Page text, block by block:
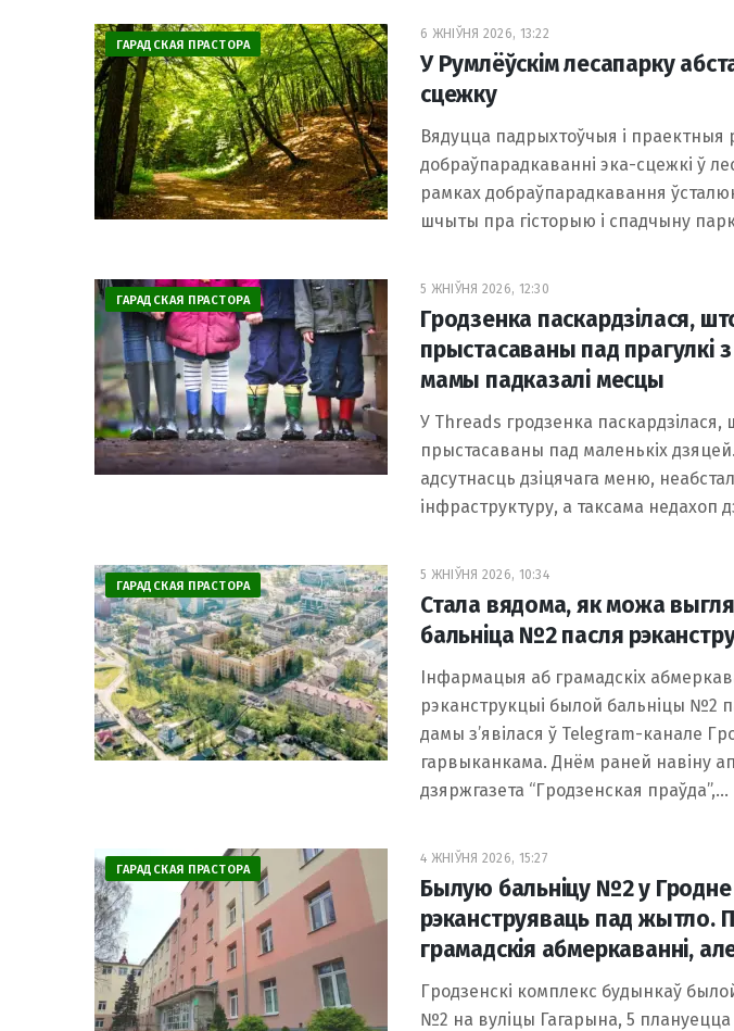
ГАРАДСКАЯ ПРАСТОРА
6 ЖНІЎНЯ 2026, 13:22
У Румлёўскім лесапарку
сцежку
Вядуцца падрыхтоўчыя і праектныя
добраўпарадкаванні эка-сцежкі ў
рамках добраўпарадкавання
шчыты пра гісторыю і спадчыну
ГАРАДСКАЯ ПРАСТОРА
5 ЖНІЎНЯ 2026, 12:30
Гродзенка паскардзілася,
прыстасаваны пад прагулкі
мамы падказалі месцы
У Threads гродзенка паскардзілася,
прыстасаваны пад маленькіх
адсутнасць дзіцячага меню,
інфраструктуру, а таксама недахоп
ГАРАДСКАЯ ПРАСТОРА
5 ЖНІЎНЯ 2026, 10:34
Стала вядома, як можа
бальніца №2 пасля
Інфармацыя аб грамадскіх
рэканструкцыі былой бальніцы №2
дамы з’явілася ў Telegram-канале
гарвыканкама. Днём раней навіну
дзяржгазета “Гродзенская праўда”,…
ГАРАДСКАЯ ПРАСТОРА
4 ЖНІЎНЯ 2026, 15:27
Былую бальніцу №2 у
рэканструяваць пад жытло.
грамадскія абмеркаванні,
Гродзенскі комплекс будынкаў
№2 на вуліцы Гагарына, 5